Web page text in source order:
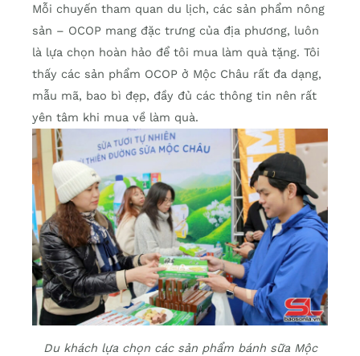
Mỗi chuyến tham quan du lịch, các sản phẩm nông
sản – OCOP mang đặc trưng của địa phương, luôn
là lựa chọn hoàn hảo để tôi mua làm quà tặng. Tôi
thấy các sản phẩm OCOP ở Mộc Châu rất đa dạng,
mẫu mã, bao bì đẹp, đầy đủ các thông tin nên rất
yên tâm khi mua về làm quà.
Du khách lựa chọn các sản phẩm bánh sữa Mộc